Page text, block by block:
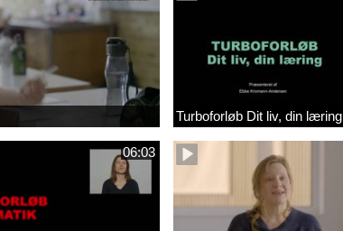
Turboforløb Dit liv, din læring
06:03